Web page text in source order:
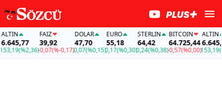
(%2,36)
FAİZ
39,92
-0,07(%-0,17)
DOLAR
47,70
0,07(%0,15)
EURO
55,18
0,17(%0,30)
STERLIN
64,42
0,24(%0,38)
BITCOIN
64.725,44
-0,57(%0,00)
ALTIN
6.645,77
153,19